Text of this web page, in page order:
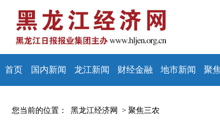
首页 国内新闻 龙江新闻 财经金融 地市新闻 聚
您当前的位置： 黑龙江经济网 > 聚焦三农